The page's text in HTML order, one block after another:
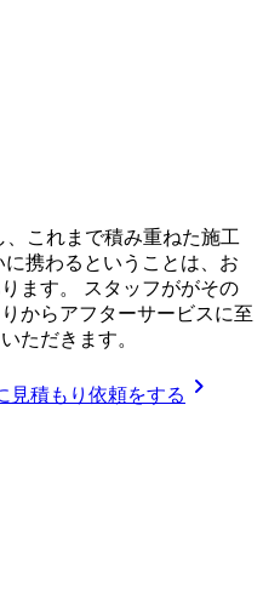
これまで積み重ねた施工
携わるということは、お
ます。 スタッフががその
からアフターサービスに至
ただきます。
見積もり依頼をする chevron_right